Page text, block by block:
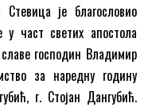
Стевица је благословио
у част светих апостола
господин Владимир
за наредну годину
г. Стојан Дангубић.